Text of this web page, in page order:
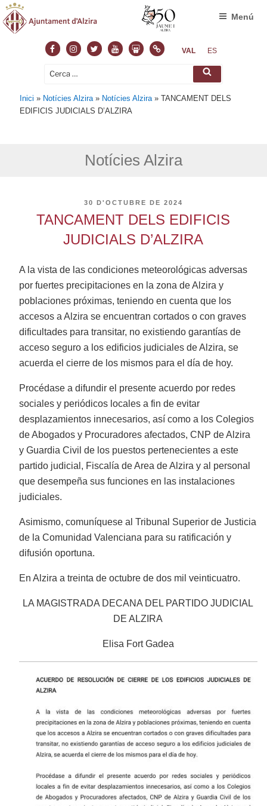
FacebookInstagram
TwitterYoutubeSlideshare
NormasVAL ES
Cerca: Cerca
Menú
Inici » Notícies Alzira » Notícies Alzira »TANCAMENT DELS
EDIFICIS JUDICIALS D’ALZIRA
Notícies Alzira
PUBLICAT
30 D'OCTUBRE DE 2024
TANCAMENT DELS EDIFICIS
JUDICIALS D’ALZIRA
A la vista de las condiciones meteorológicas adversas
por fuertes precipitaciones en la zona de Alzira y
poblaciones próximas, teniendo en cuenta que los
accesos a Alzira se encuentran cortados o con graves
dificultades para transitar, no existiendo garantías de
acceso seguro a los edificios judiciales de Alzira, se
acuerda el cierre de los mismos para el día de hoy.
Procédase a difundir el presente acuerdo por redes
sociales y periódicos locales a fin de evitar
desplazamientos innecesarios, así como a los Colegios
de Abogados y Procuradores afectados, CNP de Alzira
y Guardia Civil de los puestos pertenecientes a este
partido judicial, Fiscalía de Area de Alzira y al personal
que desempeña sus funciones en las instalaciones
judiciales.
Asimismo, comuníquese al Tribunal Superior de Justicia
de la Comunidad Valenciana para su ratificación y
difusión oportuna.
En Alzira a treinta de octubre de dos mil veinticuatro.
LA MAGISTRADA DECANA DEL PARTIDO JUDICIAL
DE ALZIRA
Elisa Fort Gadea